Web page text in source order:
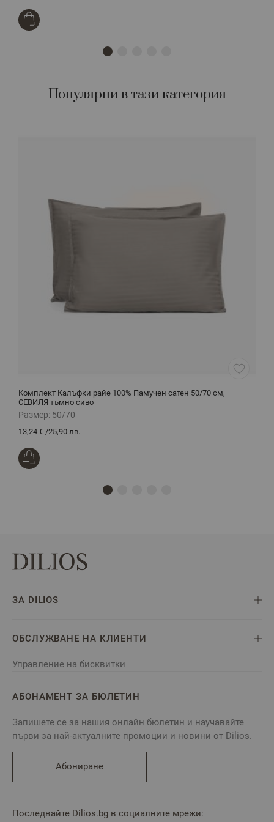
Популярни в тази категория
Комплект Калъфки райе 100% Памучен сатен 50/70 см,
СЕВИЛЯ тъмно сиво
Размер: 50/70
13,24 € /25,90 лв.
ЗА DILIOS
ОБСЛУЖВАНЕ НА КЛИЕНТИ
Управление на бисквитки
АБОНАМЕНТ ЗА БЮЛЕТИН
Запишете се за нашия онлайн бюлетин и научавайте
първи за най-актуалните промоции и новини от Dilios.
Абониране
Последвайте Dilios.bg в социалните мрежи: